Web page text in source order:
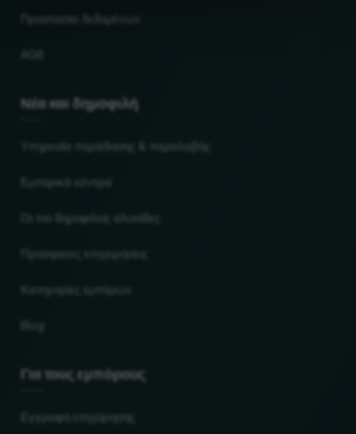
Νέα και δημοφιλή
Υπηρεσία παράδοσης & παραλαβής
Εμπορικά κέντρα
Οι πιο δημοφιλείς αλυσίδες
Πρόσφατες επιχειρήσεις
Κατηγορίες εμπόρων
Για τους εμπόρους
Εγγραφή επιχείρησης